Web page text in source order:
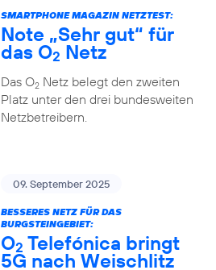
SMARTPHONE MAGAZIN NETZTEST:
Note „Sehr gut“ für
das O2 Netz
Das O2Netz belegt den zweiten
Platz unter den drei bundesweiten
Netzbetreibern.
09. September 2025
BESSERES NETZ FÜR DAS
BURGSTEINGEBIET:
O2 Telefónica bringt
5G nach Weischlitz